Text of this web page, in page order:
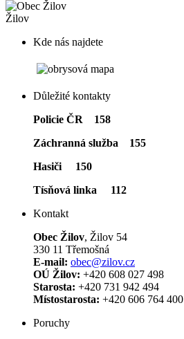
Žilov
Kde nás najdete
Důležité kontakty
Policie ČR 158
Záchranná služba 155
Hasiči 150
Tísňová linka 112
Kontakt
Obec Žilov, Žilov 54
330 11 Třemošná
E-mail: obec@zilov.cz
OÚ Žilov: +420 608 027 498
Starosta: +420 731 942 494
Místostarosta: +420 606 764 400
Poruchy